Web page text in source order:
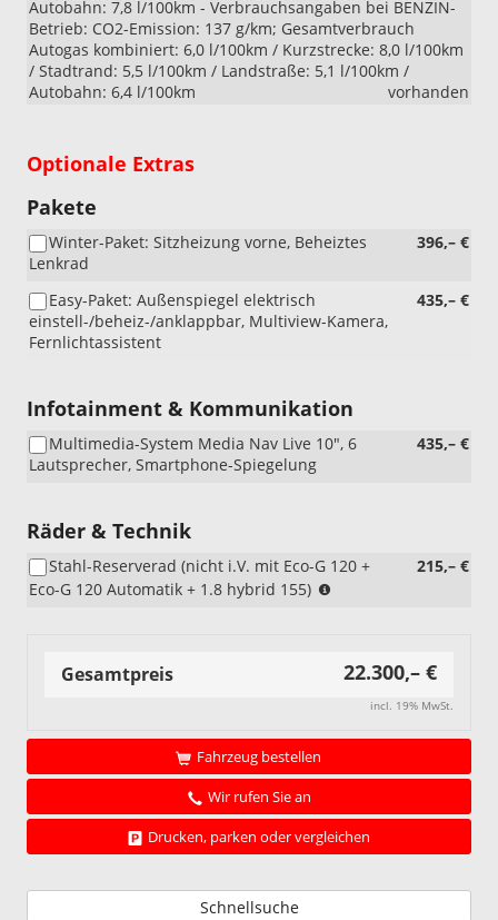
Autobahn: 7,8 l/100km - Verbrauchsangaben bei BENZIN-
Betrieb: CO2-Emission: 137 g/km; Gesamtverbrauch
Autogas kombiniert: 6,0 l/100km / Kurzstrecke: 8,0 l/100km
/ Stadtrand: 5,5 l/100km / Landstraße: 5,1 l/100km /
Autobahn: 6,4 l/100km
vorhanden
Optionale Extras
Pakete
396,– €
Winter-Paket: Sitzheizung vorne, Beheiztes
Lenkrad
435,– €
Easy-Paket: Außenspiegel elektrisch
einstell-/beheiz-/anklappbar, Multiview-Kamera,
Fernlichtassistent
Infotainment & Kommunikation
435,– €
Multimedia-System Media Nav Live 10", 6
Lautsprecher, Smartphone-Spiegelung
Räder & Technik
215,– €
Stahl-Reserverad (nicht i.V. mit Eco-G 120 +
Eco-G 120 Automatik + 1.8 hybrid 155)
Eco-
120
+
1.8
hybrid
Gesamtpreis 22.300,– €
incl. 19% MwSt.
Fahrzeug bestellen
Wir rufen Sie an
Drucken, parken oder vergleichen
Schnellsuche